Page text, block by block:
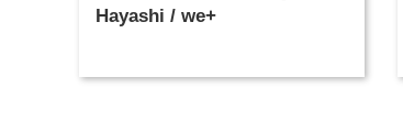
Hayashi / we+